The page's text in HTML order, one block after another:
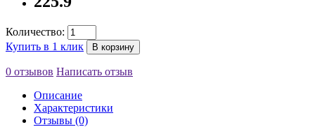
Количество:
Купить в 1 клик
В корзину
0 отзывов Написать отзыв
Описание
Характеристики
Отзывы (0)